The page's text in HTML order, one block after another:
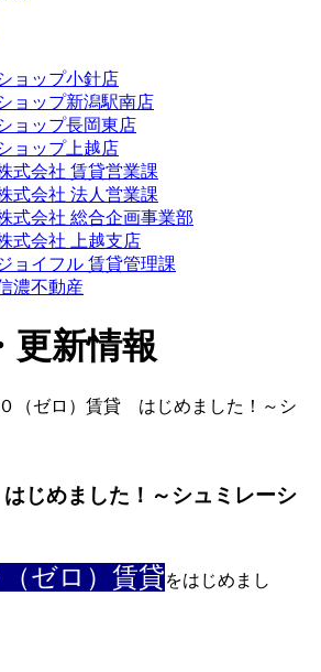
ョップ小針店
ョップ新潟駅南店
ョップ長岡東店
ョップ上越店
式会社 賃貸営業課
式会社 法人営業課
式会社 総合企画事業部
式会社 上越支店
ョイフル 賃貸管理課
濃不動産
更新情報
０（ゼロ）賃貸 はじめました！～シ
じめました！～シュミレーシ
（ゼロ）賃貸をはじめまし